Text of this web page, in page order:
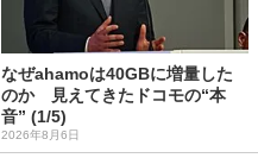
なぜahamoは40GBに増量した
のか 見えてきたドコモの“本
音” (1/5)
2026年8月6日